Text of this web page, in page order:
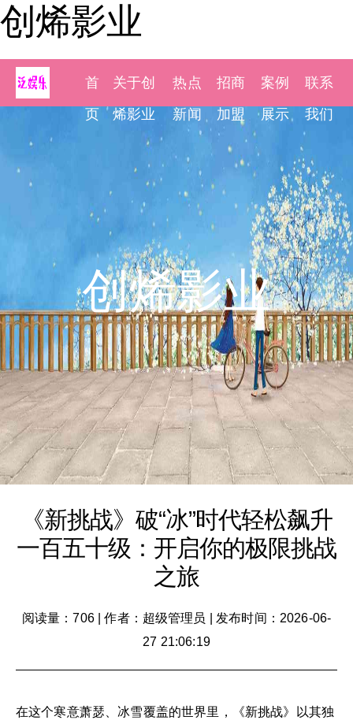
创烯影业
首
页
关于创
烯影业
热点
新闻
招商
加盟
案例
展示
联系
我们
创烯影业
《新挑战》破“冰”时代轻松飙升
一百五十级：开启你的极限挑战
之旅
阅读量：706|作者：超级管理员
发布时间：2026-06-
27 21:06:19
在这个寒意萧瑟、冰雪覆盖的世界里，《新挑战》以其独